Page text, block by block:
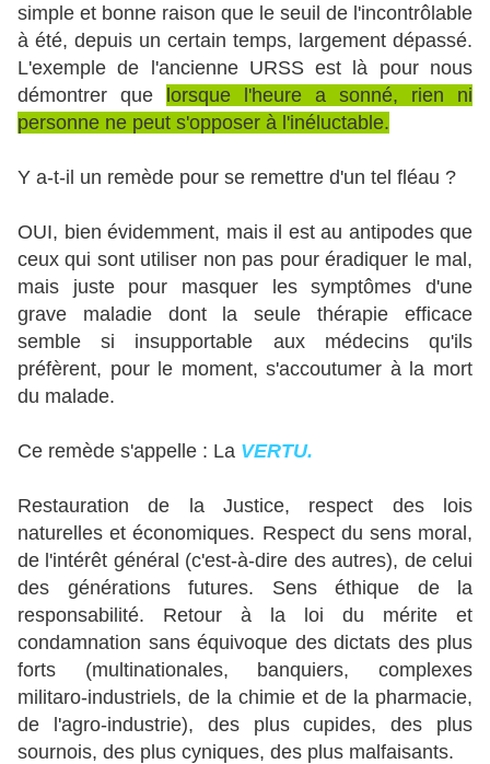
simple et bonne raison que le seuil de l'incontrôlable
à été, depuis un certain temps, largement dépassé.
L'exemple de l'ancienne URSS est là pour nous
démontrer que lorsque l'heure a sonné, rien ni
personne ne peut s'opposer à l'inéluctable.
Y a-t-il un remède pour se remettre d'un tel fléau ?
OUI, bien évidemment, mais il est au antipodes que
ceux qui sont utiliser non pas pour éradiquer le mal,
mais juste pour masquer les symptômes d'une
grave maladie dont la seule thérapie efficace
semble si insupportable aux médecins qu'ils
préfèrent, pour le moment, s'accoutumer à la mort
du malade.
Ce remède s'appelle : La VERTU.
Restauration de la Justice, respect des lois
naturelles et économiques. Respect du sens moral,
de l'intérêt général (c'est-à-dire des autres), de celui
des générations futures. Sens éthique de la
responsabilité. Retour à la loi du mérite et
condamnation sans équivoque des dictats des plus
forts (multinationales, banquiers, complexes
militaro-industriels, de la chimie et de la pharmacie,
de l'agro-industrie), des plus cupides, des plus
sournois, des plus cyniques, des plus malfaisants.